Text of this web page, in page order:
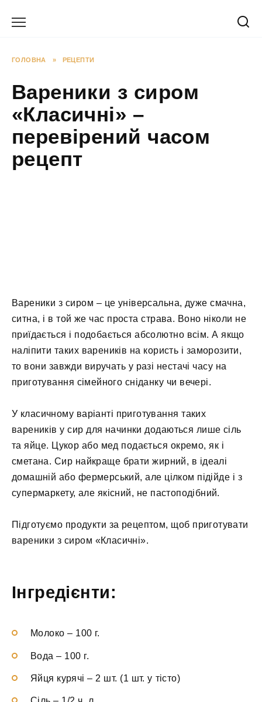
ГОЛОВНА » РЕЦЕПТИ
Вареники з сиром
«Класичні» –
перевірений часом
рецепт
Вареники з сиром – це універсальна, дуже смачна,
ситна, і в той же час проста страва. Воно ніколи не
приїдається і подобається абсолютно всім. А якщо
наліпити таких вареників на користь і заморозити,
то вони завжди виручать у разі нестачі часу на
приготування сімейного сніданку чи вечері.
У класичному варіанті приготування таких
вареників у сир для начинки додаються лише сіль
та яйце. Цукор або мед подається окремо, як і
сметана. Сир найкраще брати жирний, в ідеалі
домашній або фермерський, але цілком підійде і з
супермаркету, але якісний, не пастоподібний.
Підготуємо продукти за рецептом, щоб приготувати
вареники з сиром «Класичні».
Інгредієнти:
Молоко – 100 г.
Вода – 100 г.
Яйця курячі – 2 шт. (1 шт. у тісто)